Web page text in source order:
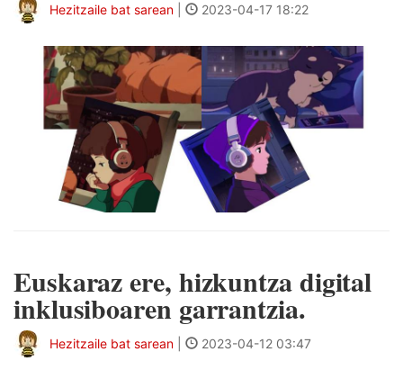
Hezitzaile bat sarean 2023-04-17 18:22
Euskaraz ere, hizkuntza digital
inklusiboaren garrantzia.
Hezitzaile bat sarean 2023-04-12 03:47